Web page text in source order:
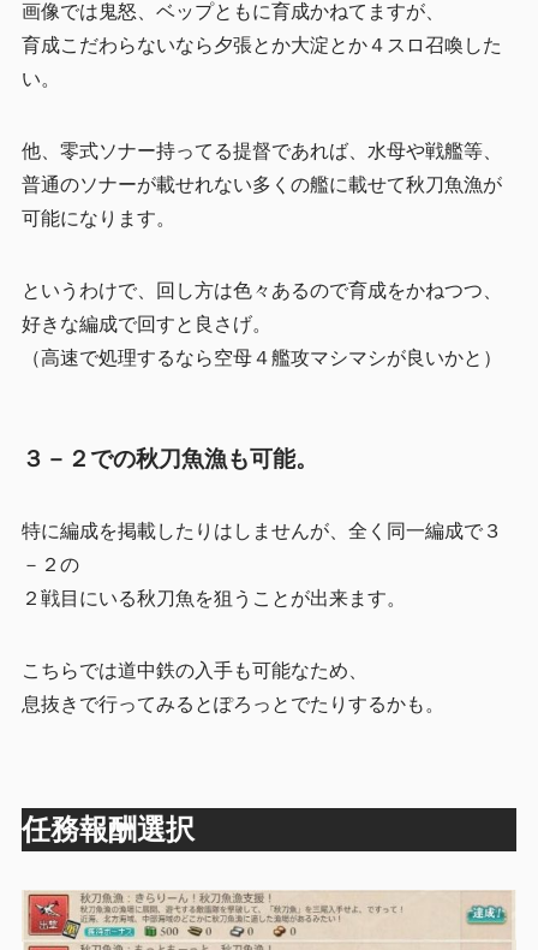
画像では鬼怒、ベップともに育成かねてますが、
育成こだわらないなら夕張とか大淀とか４スロ召喚した
い。
他、零式ソナー持ってる提督であれば、水母や戦艦等、
普通のソナーが載せれない多くの艦に載せて秋刀魚漁が
可能になります。
というわけで、回し方は色々あるので育成をかねつつ、
好きな編成で回すと良さげ。
（高速で処理するなら空母４艦攻マシマシが良いかと）
３－２での秋刀魚漁も可能。
特に編成を掲載したりはしませんが、全く同一編成で３
－２の
２戦目にいる秋刀魚を狙うことが出来ます。
こちらでは道中鉄の入手も可能なため、
息抜きで行ってみるとぽろっとでたりするかも。
任務報酬選択